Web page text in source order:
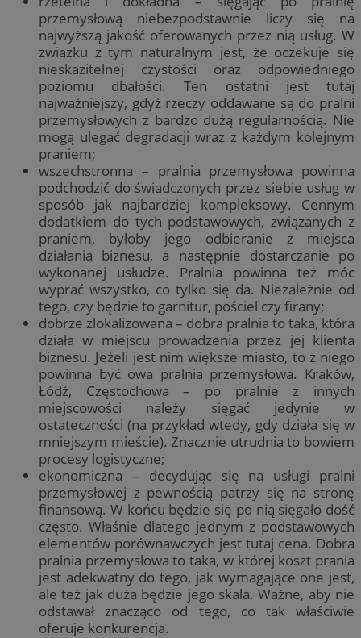
przemysłową niebezpodstawnie liczy się na
najwyższą jakość oferowanych przez nią usług. W
związku z tym naturalnym jest, że oczekuje się
nieskazitelnej czystości oraz odpowiedniego
poziomu dbałości. Ten ostatni jest tutaj
najważniejszy, gdyż rzeczy oddawane są do pralni
przemysłowych z bardzo dużą regularnością. Nie
mogą ulegać degradacji wraz z każdym kolejnym
praniem;
wszechstronna – pralnia przemysłowa powinna
podchodzić do świadczonych przez siebie usług w
sposób jak najbardziej kompleksowy. Cennym
dodatkiem do tych podstawowych, związanych z
praniem, byłoby jego odbieranie z miejsca
działania biznesu, a następnie dostarczanie po
wykonanej usłudze. Pralnia powinna też móc
wyprać wszystko, co tylko się da. Niezależnie od
tego, czy będzie to garnitur, pościel czy firany;
dobrze zlokalizowana – dobra pralnia to taka, która
działa w miejscu prowadzenia przez jej klienta
biznesu. Jeżeli jest nim większe miasto, to z niego
powinna być owa pralnia przemysłowa. Kraków,
Łódź, Częstochowa – po pralnie z innych
miejscowości należy sięgać jedynie w
ostateczności (na przykład wtedy, gdy działa się w
mniejszym mieście). Znacznie utrudnia to bowiem
procesy logistyczne;
ekonomiczna – decydując się na usługi pralni
przemysłowej z pewnością patrzy się na stronę
finansową. W końcu będzie się po nią sięgało dość
często. Właśnie dlatego jednym z podstawowych
elementów porównawczych jest tutaj cena. Dobra
pralnia przemysłowa to taka, w której koszt prania
jest adekwatny do tego, jak wymagające one jest,
ale też jak duża będzie jego skala. Ważne, aby nie
odstawał znacząco od tego, co tak właściwie
oferuje konkurencja.